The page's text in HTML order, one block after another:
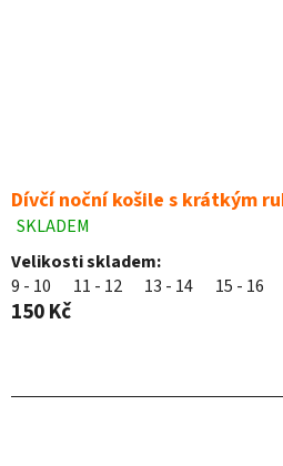
Dívčí noční košile s krátkým
Průměrné
hodnocení
produktu
je
5,0
hvězdiček.
SKLADEM
Velikosti skladem:
9 - 10
11 - 12 13 - 14 15 - 16
150 Kč